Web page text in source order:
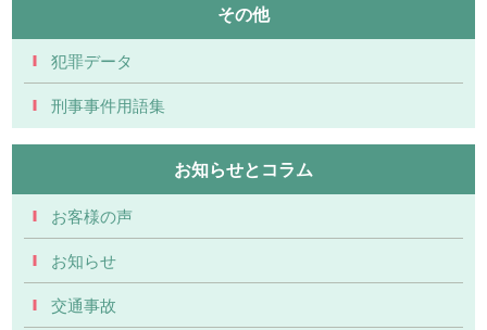
その他
犯罪データ
刑事事件用語集
お知らせとコラム
お客様の声
お知らせ
交通事故